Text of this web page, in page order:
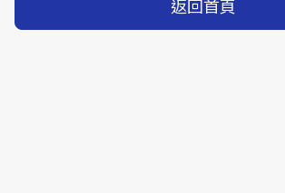
返回首頁